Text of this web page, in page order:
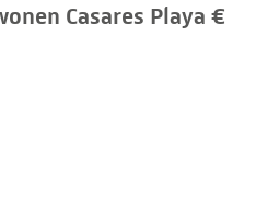
Casares Playa €